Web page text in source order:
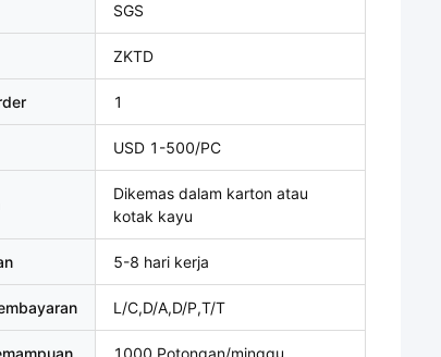
SGS
ZKTD
1
USD 1-500/PC
Dikemas dalam karton atau
kotak kayu
5-8 hari kerja
L/C,D/A,D/P,T/T
1000 Potongan/minggu